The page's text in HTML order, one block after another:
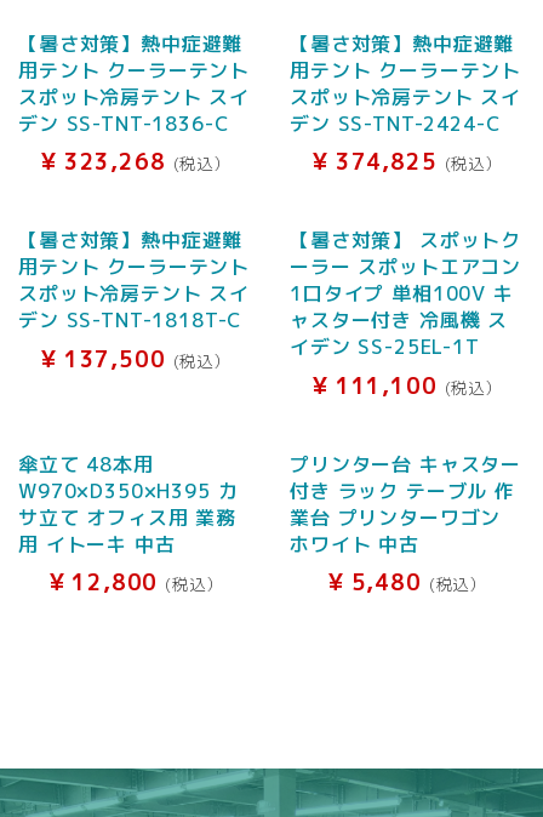
【暑さ対策】熱中症避難
用テント クーラーテント
スポット冷房テント スイ
デン SS-TNT-1836-C
¥ 323,268 (税込）
【暑さ対策】熱中症避難
用テント クーラーテント
スポット冷房テント スイ
デン SS-TNT-2424-C
¥ 374,825 (税込）
【暑さ対策】熱中症避難
用テント クーラーテント
スポット冷房テント スイ
デン SS-TNT-1818T-C
¥ 137,500 (税込）
【暑さ対策】 スポットク
ーラー スポットエアコン
1口タイプ 単相100V キ
ャスター付き 冷風機 ス
イデン SS-25EL-1T
¥ 111,100 (税込）
傘立て 48本用
W970×D350×H395 カ
サ立て オフィス用 業務
用 イトーキ 中古
¥ 12,800 (税込）
プリンター台 キャスター
付き ラック テーブル 作
業台 プリンターワゴン
ホワイト 中古
¥ 5,480 (税込）